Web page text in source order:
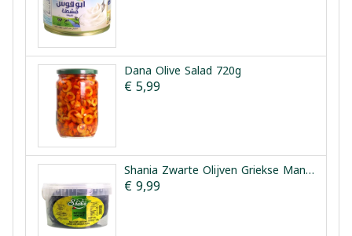
Dana Olive Salad 720g
€ 5,99
Shania Zwarte Olijven Griekse Manier 1.5kg
€ 9,99